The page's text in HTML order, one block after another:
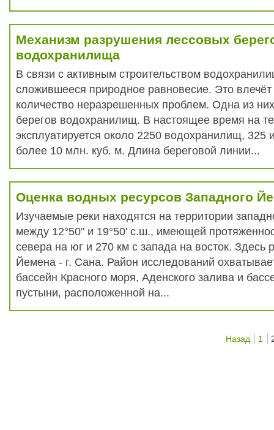
Механизм разрушения лессовых
водохранилища
В связи с активным строительством
сложившееся природное равновесие. Это
количество неразрешенных проблем. Одна из
берегов водохранилищ. В настоящее время на
эксплуатируется около 2250 водохранилищ, 325
более 10 млн. куб. м. Длина береговой линии...
Оценка водных ресурсов Западного
Изучаемые реки находятся на территории
между 12°50" и 19°50' с.ш., имеющей
севера на юг и 270 км с запада на восток. Здесь
Йемена - г. Сана. Район исследований
бассейн Красного моря, Аденского залива и
пустыни, расположенной на...
Назад 1